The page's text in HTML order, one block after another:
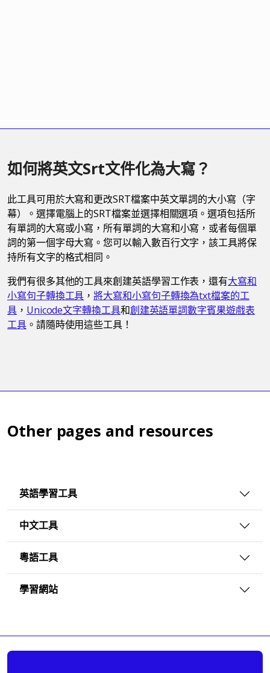
如何將英文Srt文件化為大寫？
此工具可用於大寫和更改SRT檔案中英文單詞的大小寫（字
幕）。選擇電腦上的SRT檔案並選擇相關選項。選項包括所
有單詞的大寫或小寫，所有單詞的大寫和小寫，或者每個單
詞的第一個字母大寫。您可以輸入數百行文字，該工具將保
持所有文字的格式相同。
我們有很多其他的工具來創建英語學習工作表，還有大寫和
小寫句子轉換工具 ，將大寫和小寫句子轉換為txt檔案的工
具， Unicode文字轉換工具和創建英語單詞數字賓果遊戲表
工具。請隨時使用這些工具！
Other pages and resources
英語學習工具
中文工具
粵語工具
學習網站